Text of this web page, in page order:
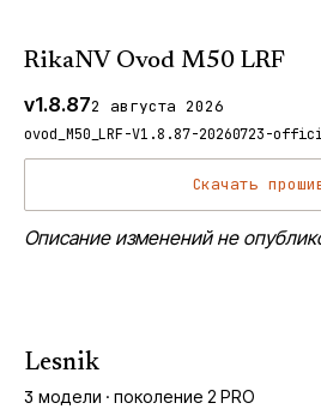
RikaNV Ovod M50 LRF
v1.8.872 августа 2026
ovod_M50_LRF-V1.8.87-20260723-
Скачать
Описание изменений не
Lesnik
3 модели · поколение 2 PRO